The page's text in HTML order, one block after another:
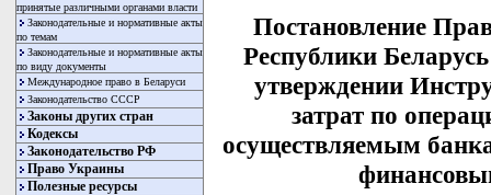
принятые различными органами власти
Законодательные и нормативные акты
по темам
Законодательные и нормативные акты
по виду документы
Международное право в Беларуси
Законодательство СССР
Законы других стран
Кодексы
Законодательство РФ
Право Украины
Полезные ресурсы
Постановление
Республики
утверждении
затрат по
осуществляемым